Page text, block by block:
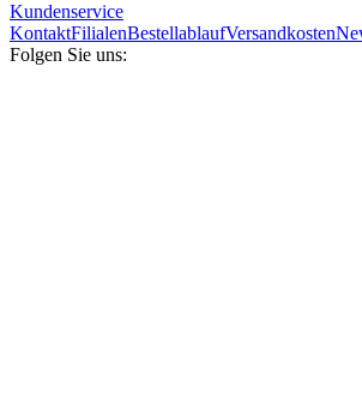
Kundenservice
KontaktFilialenBestellablaufVersandkosten
Folgen Sie uns: